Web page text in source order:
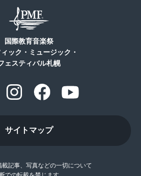
国際教育音楽祭
ック・ミュージック・
ェスティバル札幌
サイトマップ
載記事、写真などの一切について